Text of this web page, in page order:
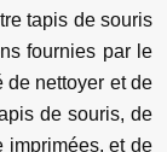
tapis de souris
fournies par le
de nettoyer et de
de souris, de
imprimées, et de